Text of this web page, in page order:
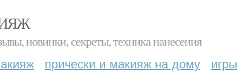
новинки, секреты, техника нанесения
прически и макияж на дому игры